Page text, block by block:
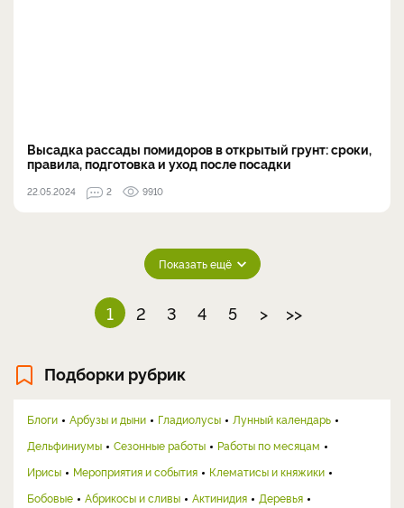
Высадка рассады помидоров в открытый грунт: сроки,
правила, подготовка и уход после посадки
22.05.2024 2 9910
Показать ещё
1 2 3 4 5 > >>
Подборки рубрик
Блоги Арбузы и дыни Гладиолусы
Лунный календарь
Дельфиниумы
Сезонные работы
Работы по месяцам
Ирисы
Мероприятия и события
Клематисы и княжики
Бобовые
Абрикосы и сливы Актинидия Деревья